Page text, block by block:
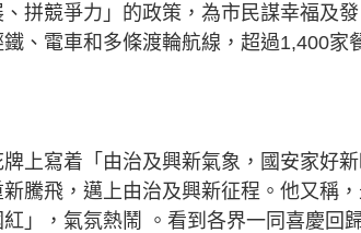
拼競爭力」的政策，為市民謀幸福及發
、電車和多條渡輪航線，超過1,400家
上寫着「由治及興新氣象，國安家好
騰飛，邁上由治及興新征程。他又稱
」，氣氛熱鬧 。看到各界一同喜慶回